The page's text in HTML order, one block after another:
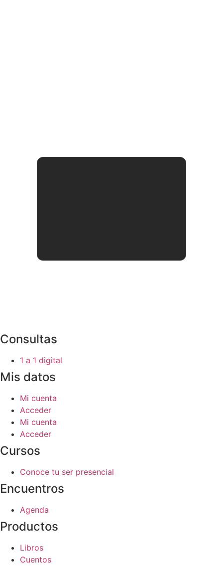
Consultas
1 a 1 digital
Mis datos
Mi cuenta
Acceder
Mi cuenta
Acceder
Cursos
Conoce tu ser presencial
Encuentros
Agenda
Productos
Libros
Cuentos